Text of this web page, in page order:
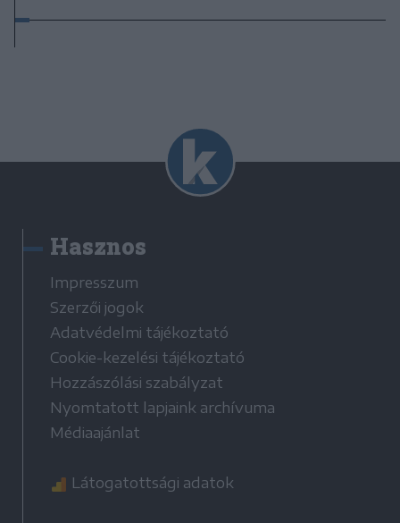
Hasznos
Impresszum
Szerzői jogok
Adatvédelmi tájékoztató
Cookie-kezelési tájékoztató
Hozzászólási szabályzat
Nyomtatott lapjaink archívuma
Médiaajánlat
Látogatottsági adatok